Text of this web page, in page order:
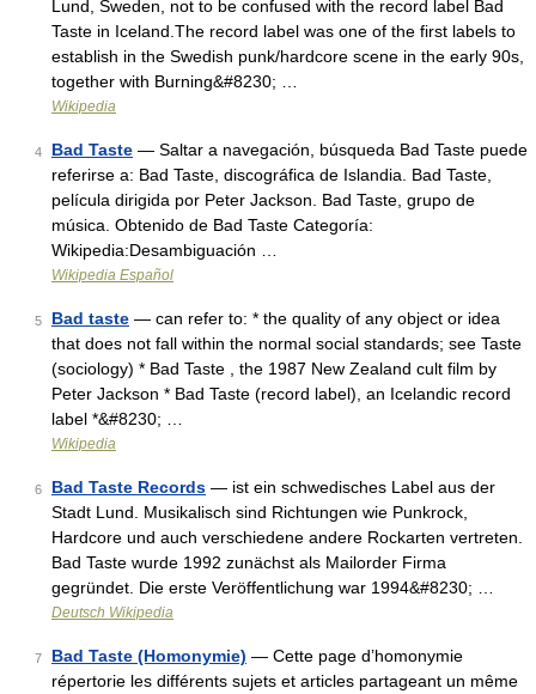
Lund, Sweden, not to be confused with the record label Bad
Taste in Iceland.The record label was one of the first labels to
establish in the Swedish punk/hardcore scene in the early 90s,
together with Burning&#8230; …
Wikipedia
4 Bad Taste — Saltar a navegación, búsqueda Bad Taste puede
referirse a: Bad Taste, discográfica de Islandia. Bad Taste,
película dirigida por Peter Jackson. Bad Taste, grupo de
música. Obtenido de Bad Taste Categoría:
Wikipedia:Desambiguación …
Wikipedia Español
5 Bad taste — can refer to: * the quality of any object or idea
that does not fall within the normal social standards; see Taste
(sociology) * Bad Taste , the 1987 New Zealand cult film by
Peter Jackson * Bad Taste (record label), an Icelandic record
label *&#8230; …
Wikipedia
6 Bad Taste Records — ist ein schwedisches Label aus der
Stadt Lund. Musikalisch sind Richtungen wie Punkrock,
Hardcore und auch verschiedene andere Rockarten vertreten.
Bad Taste wurde 1992 zunächst als Mailorder Firma
gegründet. Die erste Veröffentlichung war 1994&#8230; …
Deutsch Wikipedia
7 Bad Taste (Homonymie) — Cette page d’homonymie
répertorie les différents sujets et articles partageant un même